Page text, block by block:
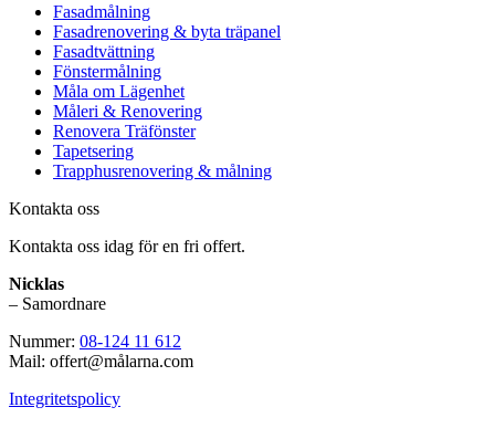
Fasadmålning
Fasadrenovering & byta träpanel
Fasadtvättning
Fönstermålning
Måla om Lägenhet
Måleri & Renovering
Renovera Träfönster
Tapetsering
Trapphusrenovering & målning
Kontakta oss
Kontakta oss idag för en fri offert.
Nicklas
– Samordnare
Nummer: 08-124 11 612
Mail: offert@målarna.com
Integritetspolicy